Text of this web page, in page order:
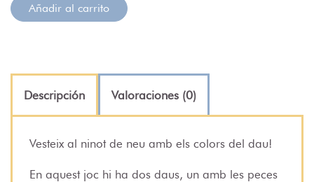
Añadir al carrito
Descripción Valoraciones (0)
Vesteix al ninot de neu amb els colors del dau!
En aquest joc hi ha dos daus, un amb les peces